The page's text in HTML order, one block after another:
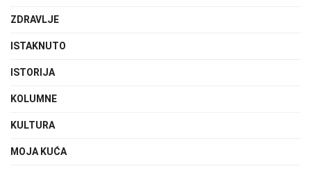
ZDRAVLJE
ISTAKNUTO
ISTORIJA
KOLUMNE
KULTURA
MOJA KUĆA